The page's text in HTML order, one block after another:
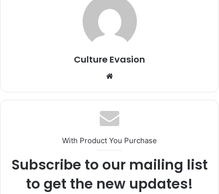
Culture Evasion
te
With Product You Purchase
Subscribe to our mailing list
to get the new updates!